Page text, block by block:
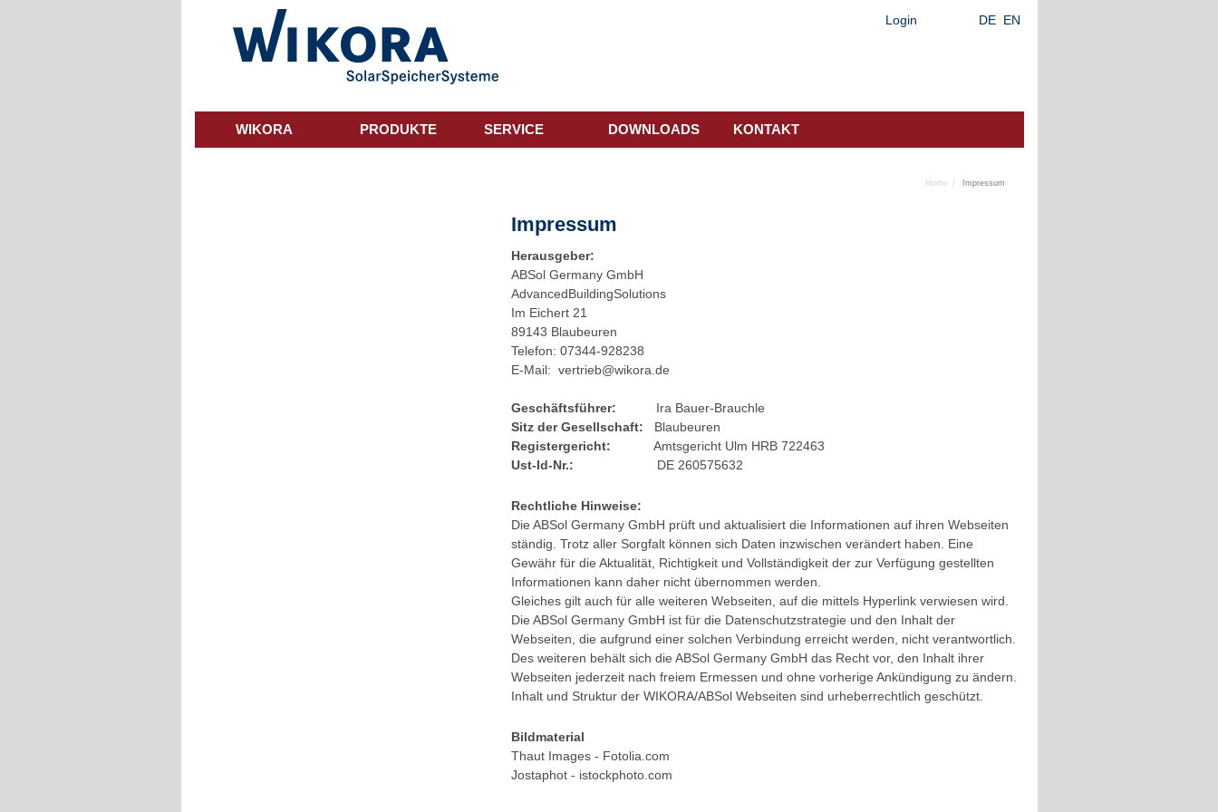
DE EN
Login
WIKORA PRODUKTE SERVICE DOWNLOADS KONTAKT
Home Impressum
Impressum
Herausgeber:
ABSol Germany GmbH
AdvancedBuildingSolutions
Im Eichert 21
89143 Blaubeuren
Telefon: 07344-928238
E-Mail:vertrieb@wikora.de
Geschäftsführer:
Ira Bauer-Brauchle
Sitz der Gesellschaft:
Blaubeuren
Registergericht: Amtsgericht Ulm HRB 722463
Ust-Id-Nr.: DE 260575632
Rechtliche Hinweise:
Die ABSol Germany GmbH prüft und aktualisiert die Informationen auf ihren Webseiten
ständig. Trotz aller Sorgfalt können sich Daten inzwischen verändert haben. Eine
Gewähr für die Aktualität, Richtigkeit und Vollständigkeit der zur Verfügung gestellten
Informationen kann daher nicht übernommen werden.
Gleiches gilt auch für alle weiteren Webseiten, auf die mittels Hyperlink verwiesen wird.
Die ABSol Germany GmbH ist für die Datenschutzstrategie und den Inhalt der
Webseiten, die aufgrund einer solchen Verbindung erreicht werden, nicht verantwortlich.
Des weiteren behält sich die ABSol Germany GmbH das Recht vor, den Inhalt ihrer
Webseiten jederzeit nach freiem Ermessen und ohne vorherige Ankündigung zu ändern.
Inhalt und Struktur der WIKORA/ABSol Webseiten sind urheberrechtlich geschützt.
Bildmaterial
Thaut Images - Fotolia.com
Jostaphot - istockphoto.com